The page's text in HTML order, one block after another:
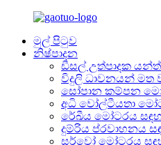
මුල් පිටුව
නිෂ්පාදන
ඩීසල් උත්පාදක
විදුලි ධාවනයන් මත
සෝපාන කම්පන
අධි වෝල්ටීයතා
රේඛීය මෝටරය
දුම්රිය ප්රවාහනය
සර්වෝ මෝටරය